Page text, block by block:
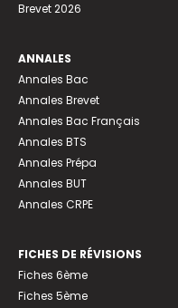
Brevet 2026
ANNALES
Annales Bac
Annales Brevet
Annales Bac Français
Annales BTS
Annales Prépa
Annales BUT
Annales CRPE
FICHES DE RÉVISIONS
Fiches 6ème
Fiches 5ème